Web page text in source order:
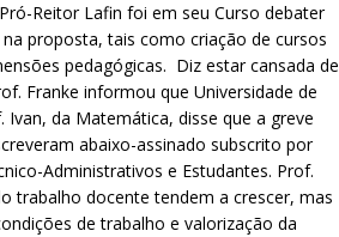
Reitor Lafin foi em seu Curso debater
proposta, tais como criação de cursos
pedagógicas. Diz estar cansada de
Franke informou que Universidade de
Ivan, da Matemática, disse que a greve
abaixo-assinado subscrito por
Administrativos e Estudantes. Prof.
trabalho docente tendem a crescer, mas
de trabalho e valorização da